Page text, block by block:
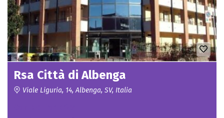
Rsa Città di Albenga
Viale Liguria, 14, Albenga, SV, Italia